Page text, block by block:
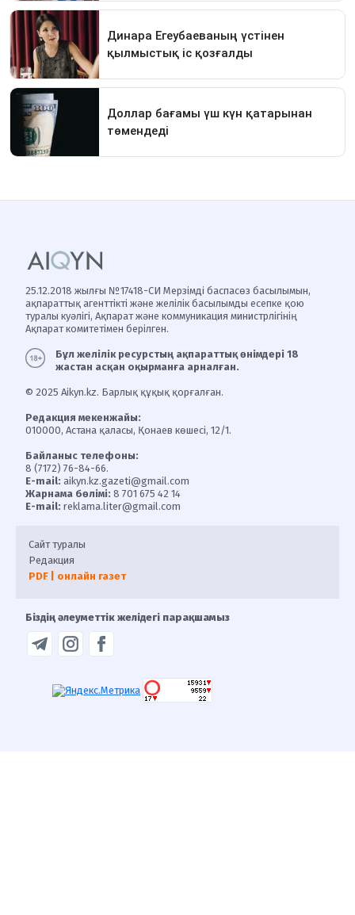
25.12.2018 жылғы №17418-СИ Мерзімді баспасөз басылымын,
ақпараттық агенттікті және желілік басылымды есепке қою
туралы куәлігі, Ақпарат және коммуникация министрлігінің
Ақпарат комитетімен берілген.
Бұл желілік ресурстың ақпараттық өнімдері 18
жастан асқан оқырманға арналған.
© 2025 Aikyn.kz. Барлық құқық қорғалған.
Редакция мекенжайы:
010000, Астана қаласы, Қонаев көшесі, 12/1.
Байланыс телефоны:
8 (7172) 76-84-66.
E-mail: aikyn.kz.gazeti@gmail.com
Жарнама бөлімі: 8 701 675 42 14
E-mail: reklama.liter@gmail.com
Сайт туралы
Редакция
PDF | онлайн газет
Біздің әлеуметтік желідегі парақшамыз